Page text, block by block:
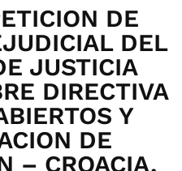
DE
DEL
JUSTICIA
DIRECTIVA
Y
DE
– CROACIA.